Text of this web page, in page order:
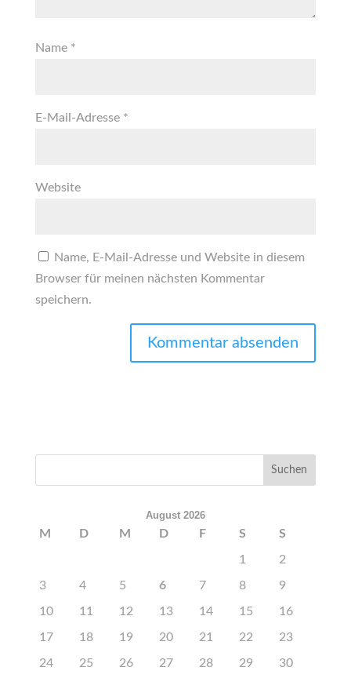
Name *
E-Mail-Adresse *
Website
Name, E-Mail-Adresse und Website in diesem
Browser für meinen nächsten Kommentar
speichern.
August 2026
M D M D F S S
1 2
3 4 5 6 7 8 9
10 11 12 13 14 15 16
17 18 19 20 21 22 23
24 25 26 27 28 29 30